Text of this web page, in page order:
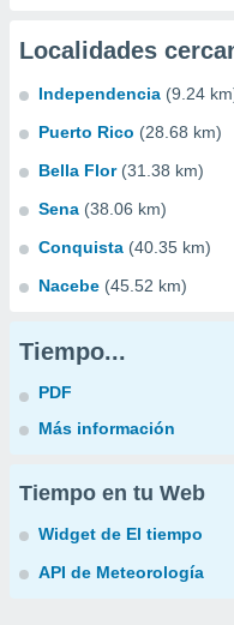
Localidades
Independencia (9.24
Puerto Rico (28.68 km)
Bella Flor (31.38 km)
Sena (38.06 km)
Conquista (40.35 km)
Nacebe (45.52 km)
Tiempo...
PDF
Más información
Tiempo en tu Web
Widget de El tiempo
API de Meteorología